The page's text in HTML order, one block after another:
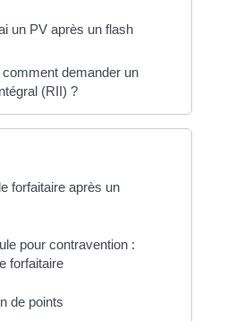
un PV après un flash
demander un
(RII) ?
forfaitaire après un
pour contravention :
forfaitaire
de points